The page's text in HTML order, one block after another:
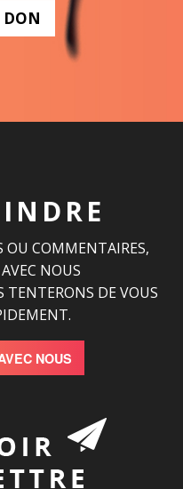
DON
OU COMMENTAIRES,
NOUS
DE VOUS
NOUS